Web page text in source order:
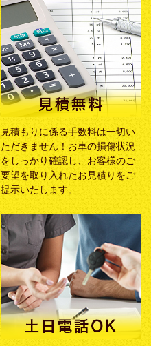
見積もりに係る手数料は一切い
ただきません！お車の損傷状況
をしっかり確認し、お客様のご
要望を取り入れたお見積りをご
提示いたします。